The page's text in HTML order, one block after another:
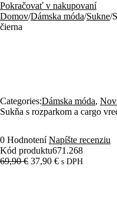
Pokračovať v nakupovaní
Domov/Dámska móda/Sukne/
čierna
Categories:Dámska móda,
Sukňa s rozparkom a cargo
0 Hodnotení Napíšte recenziu
Kód produktu671.268
69,90€ 37,90 € s DPH